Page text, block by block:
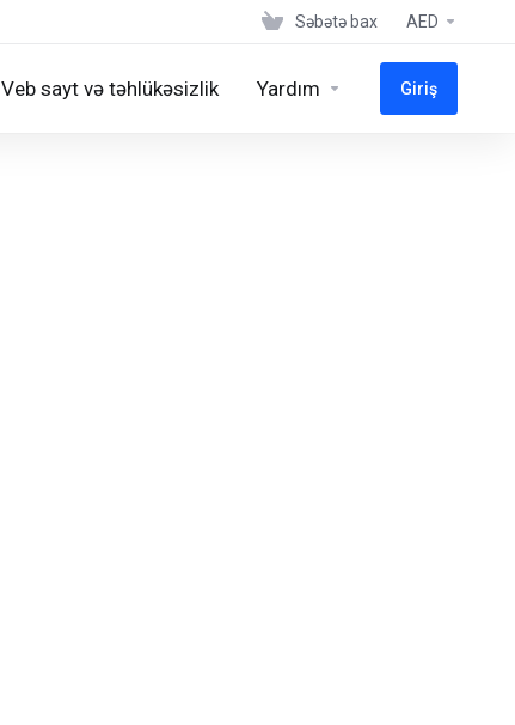
Səbətə bax AED
Veb sayt və təhlükəsizlik Yardım Giriş